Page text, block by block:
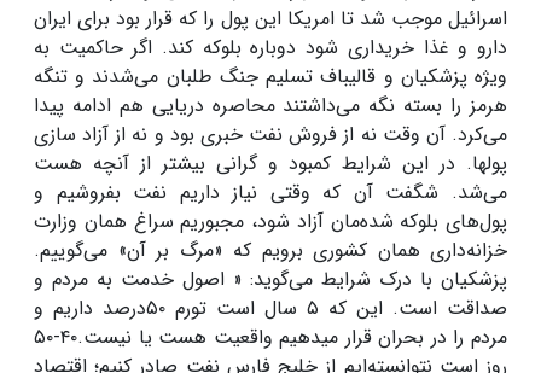
اسرائیل موجب شد تا امریکا این پول را که قرار بود برای ایران
دارو و غذا خریداری شود دوباره بلوکه کند. اگر حاکمیت به
ویژه پزشکیان و قالیباف تسلیم جنگ طلبان می‌شدند و تنگه
هرمز را بسته نگه می‌داشتند محاصره دریایی هم ادامه پیدا
می‌کرد. آن وقت نه از فروش نفت خبری بود و نه از آزاد سازی
پولها. در این شرایط کمبود و گرانی بیشتر از آنچه هست
می‌شد. شگفت آن که وقتی نیاز داریم نفت بفروشیم و
پول‌های بلوکه شده‌مان آزاد شود، مجبوریم سراغ همان وزارت
خزانه‌داری همان کشوری برویم که «مرگ بر آن» می‌گوییم.
پزشکیان با درک شرایط می‌گوید: « اصول خدمت به مردم و
صداقت است. این که ۵ سال است تورم ۵۰درصد داریم و
مردم را در بحران قرار میدهیم واقعیت هست یا نیست.۴۰-۵۰
روز است نتوانسته‌ایم از خلیج فارس نفت صادر کنیم؛ اقتصاد